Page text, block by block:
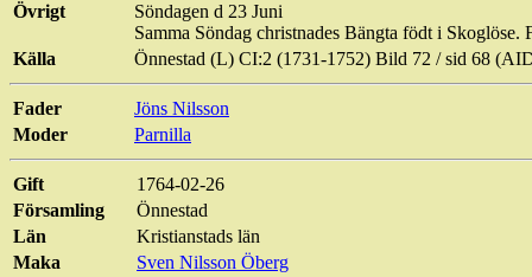
Övrigt
Söndagen d 23 Juni
Samma Söndag christnades Bängta födt i Skoglöse.
Källa
Önnestad (L) CI:2 (1731-1752) Bild 72 / sid 68
Fader
Jöns Nilsson
Moder
Parnilla
Gift
1764-02-26
Församling
Önnestad
Län
Kristianstads län
Maka
Sven Nilsson Öberg